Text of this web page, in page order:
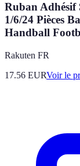
Ruban Adhésif
1/6/24 Pièces
Handball
Rakuten FR
17.56 EURVoir le